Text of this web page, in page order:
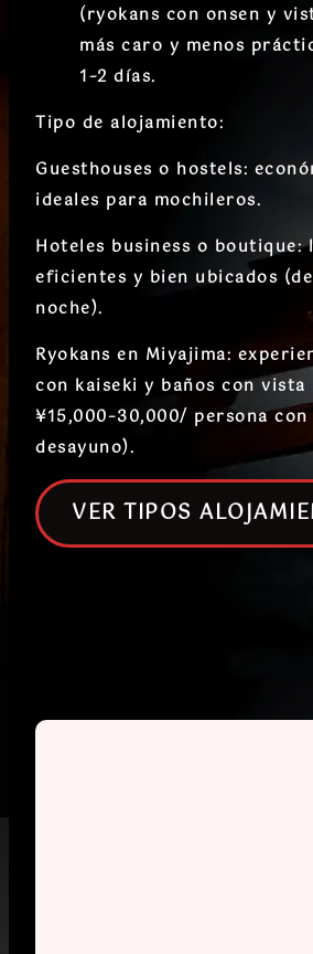
(ryokans con onsen y
más caro y menos
1–2 días.
Tipo de alojamiento:
Guesthouses o hostels:
ideales para mochileros.
Hoteles business o boutique:
eficientes y bien ubicados
noche).
Ryokans en Miyajima:
con kaiseki y baños con
¥15,000–30,000/ persona con
desayuno).
VER TIPOS